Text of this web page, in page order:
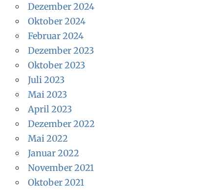
Dezember 2024
Oktober 2024
Februar 2024
Dezember 2023
Oktober 2023
Juli 2023
Mai 2023
April 2023
Dezember 2022
Mai 2022
Januar 2022
November 2021
Oktober 2021